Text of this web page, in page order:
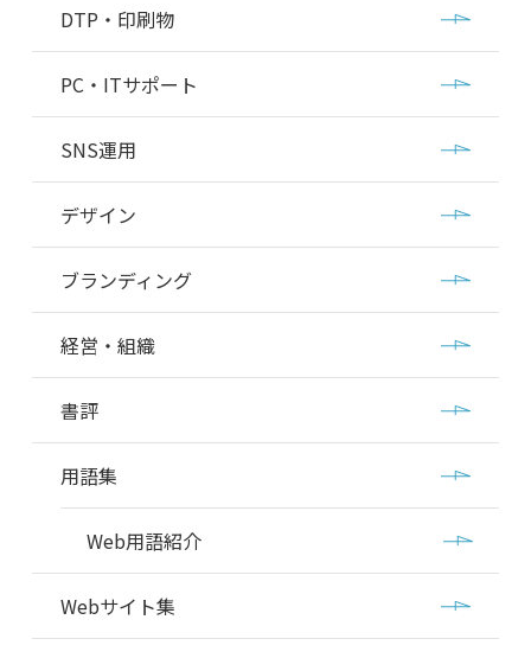
DTP・印刷物
PC・ITサポート
SNS運用
デザイン
ブランディング
経営・組織
書評
用語集
Web用語紹介
Webサイト集